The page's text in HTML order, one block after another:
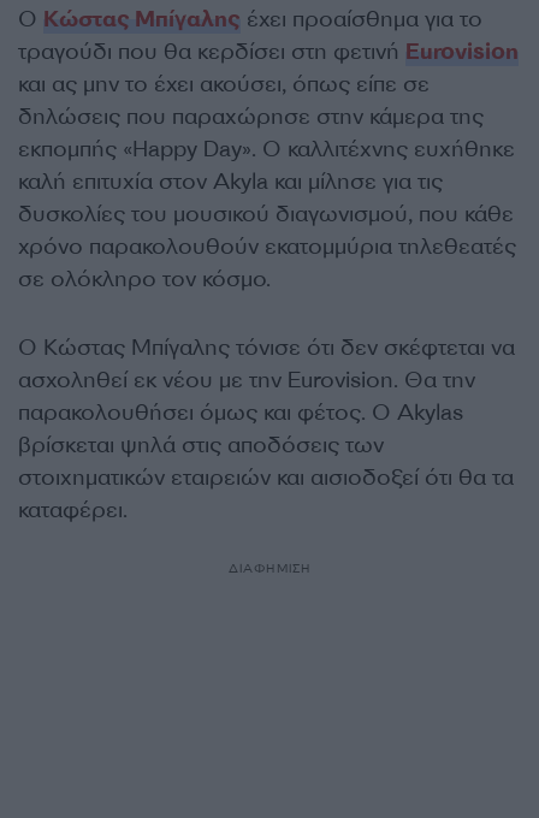
Ο Κώστας Μπίγαλης έχει προαίσθημα για το
τραγούδι που θα κερδίσει στη φετινή Eurovision
και ας μην το έχει ακούσει, όπως είπε σε
δηλώσεις που παραχώρησε στην κάμερα της
εκπομπής «Happy Day». Ο καλλιτέχνης ευχήθηκε
καλή επιτυχία στον Akyla και μίλησε για τις
δυσκολίες του μουσικού διαγωνισμού, που κάθε
χρόνο παρακολουθούν εκατομμύρια τηλεθεατές
σε ολόκληρο τον κόσμο.
Ο Κώστας Μπίγαλης τόνισε ότι δεν σκέφτεται να
ασχοληθεί εκ νέου με την Eurovision. Θα την
παρακολουθήσει όμως και φέτος. Ο Akylas
βρίσκεται ψηλά στις αποδόσεις των
στοιχηματικών εταιρειών και αισιοδοξεί ότι θα τα
καταφέρει.
ΔΙΑΦΗΜΙΣΗ